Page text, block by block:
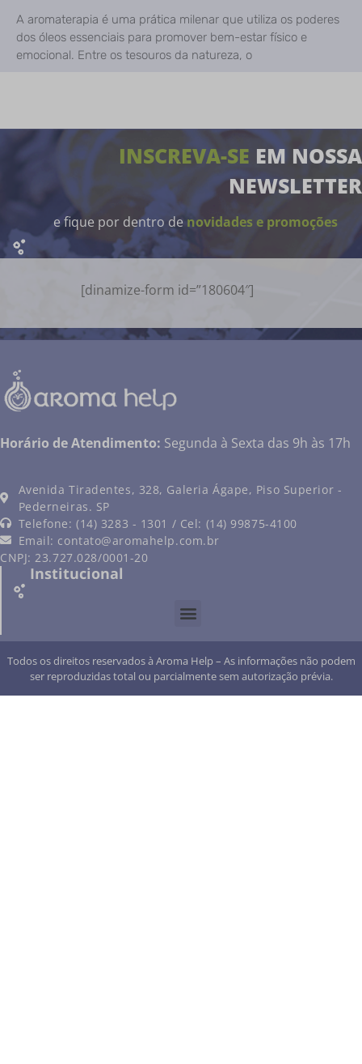
A aromaterapia é uma prática milenar que utiliza os poderes
dos óleos essenciais para promover bem-estar físico e
emocional. Entre os tesouros da natureza, o
INSCREVA-SE EM NOSSA
NEWSLETTER
e fique por dentro de novidades e promoções
[dinamize-form id=”180604″]
Horário de Atendimento: Segunda à Sexta das 9h às 17h
Avenida Tiradentes, 328, Galeria Ágape, Piso Superior -
Pederneiras. SP
Telefone: (14) 3283 - 1301 / Cel: (14) 99875-4100
Email: contato@aromahelp.com.br
CNPJ: 23.727.028/0001-20
Institucional
Todos os direitos reservados à Aroma Help – As informações não podem
ser reproduzidas total ou parcialmente sem autorização prévia.